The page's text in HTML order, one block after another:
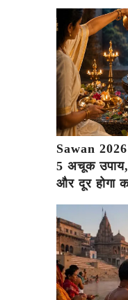
Sawan
5 अचूक उपाय,
और दूर होगा